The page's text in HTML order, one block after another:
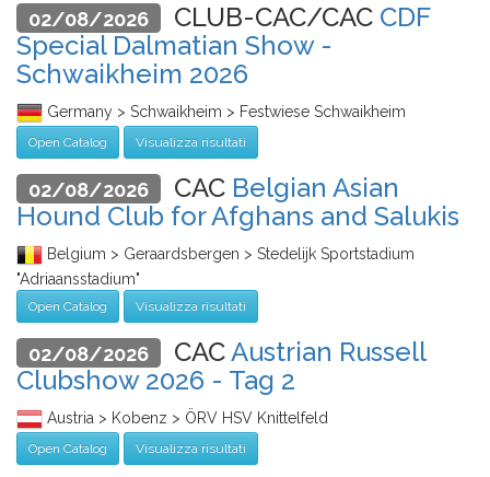
02/08/2026 CLUB-CAC/CAC CDF
Special Dalmatian Show -
Schwaikheim 2026
Germany > Schwaikheim > Festwiese Schwaikheim
Open Catalog Visualizza risultati
02/08/2026 CAC Belgian Asian
Hound Club for Afghans and Salukis
Belgium > Geraardsbergen > Stedelijk Sportstadium
"Adriaansstadium"
Open Catalog Visualizza risultati
02/08/2026 CACAustrian Russell
Clubshow 2026 - Tag 2
Austria > Kobenz > ÖRV HSV Knittelfeld
Open Catalog Visualizza risultati